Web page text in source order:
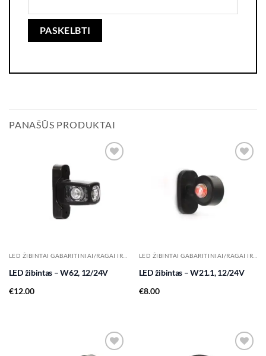
PANAŠŪS PRODUKTAI
LED žibintas – W62, 12/24V
€12.00
LED žibintas – W21.1, 12/24V
€8.00